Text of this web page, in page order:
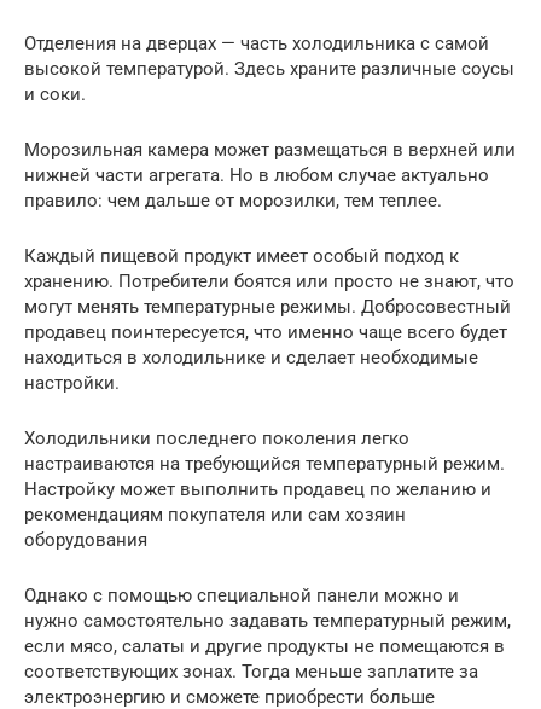
Отделения на дверцах — часть холодильника с самой
высокой температурой. Здесь храните различные соусы
и соки.
Морозильная камера может размещаться в верхней или
нижней части агрегата. Но в любом случае актуально
правило: чем дальше от морозилки, тем теплее.
Каждый пищевой продукт имеет особый подход к
хранению. Потребители боятся или просто не знают, что
могут менять температурные режимы. Добросовестный
продавец поинтересуется, что именно чаще всего будет
находиться в холодильнике и сделает необходимые
настройки.
Холодильники последнего поколения легко
настраиваются на требующийся температурный режим.
Настройку может выполнить продавец по желанию и
рекомендациям покупателя или сам хозяин
оборудования
Однако с помощью специальной панели можно и
нужно самостоятельно задавать температурный режим,
если мясо, салаты и другие продукты не помещаются в
соответствующих зонах. Тогда меньше заплатите за
электроэнергию и сможете приобрести больше